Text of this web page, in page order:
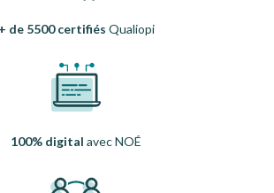
+ de 5500 certifiés Qualiopi
100% digital avec NOÉ